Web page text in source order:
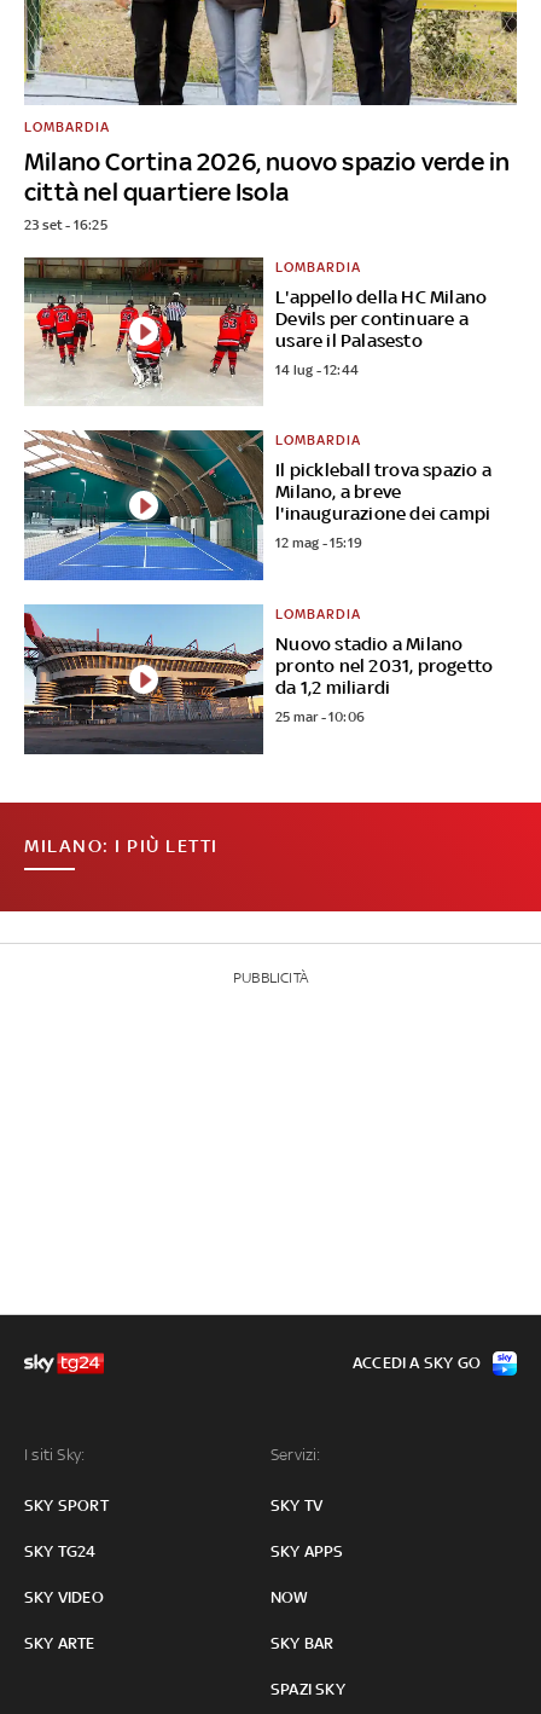
Milano Cortina 2026, nuovo spazio verde in
città nel quartiere Isola
LOMBARDIA
23 set - 16:25
L'appello della HC Milano
Devils per continuare a
usare il Palasesto
LOMBARDIA
14 lug - 12:44
Il pickleball trova spazio a
Milano, a breve
l'inaugurazione dei campi
LOMBARDIA
12 mag - 15:19
Nuovo stadio a Milano
pronto nel 2031, progetto
da 1,2 miliardi
LOMBARDIA
25 mar - 10:06
MILANO: I PIÙ LETTI
PUBBLICITÀ
I siti Sky:
SKY SPORT
SKY TG24
SKY VIDEO
SKY ARTE
Servizi:
SKY TV
SKY APPS
NOW
SKY BAR
SPAZI SKY
ACCEDI A SKY GO